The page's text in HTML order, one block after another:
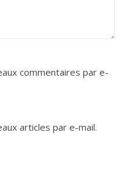
commentaires par e-
articles par e-mail.